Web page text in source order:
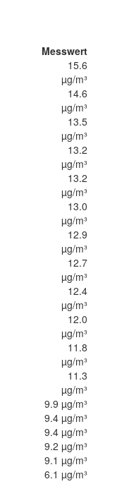
Messwert
15.6
µg/m³
14.6
µg/m³
13.5
µg/m³
13.2
µg/m³
13.2
µg/m³
13.0
µg/m³
12.9
µg/m³
12.7
µg/m³
12.4
µg/m³
12.0
µg/m³
11.8
µg/m³
11.3
µg/m³
9.9 µg/m³
9.4 µg/m³
9.4 µg/m³
9.2 µg/m³
9.1 µg/m³
6.1 µg/m³